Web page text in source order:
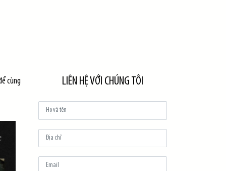
cùng LIÊN HỆ VỚI CHÚNG TÔI